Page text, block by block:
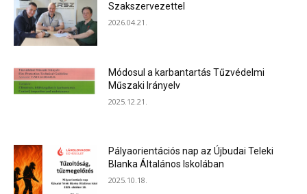
Szakszervezettel
2026.04.21.
Módosul a karbantartás Tűzvédelmi
Műszaki Irányelv
2025.12.21.
Pályaorientációs nap az Újbudai Teleki
Blanka Általános Iskolában
2025.10.18.